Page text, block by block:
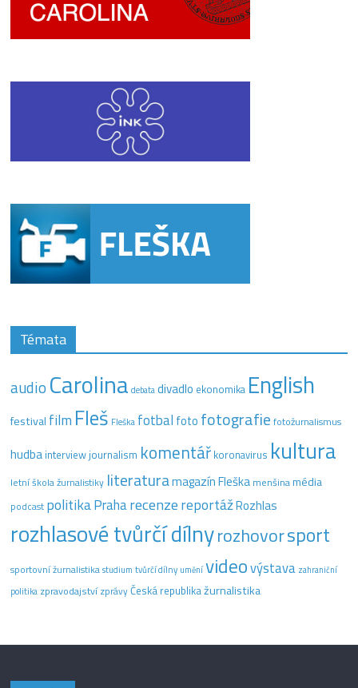
Témata
audio Carolina debata divadlo ekonomika English
festival film Fleš Fleška fotbal foto fotografie fotožurnalismus
hudba interview journalism komentář koronavirus kultura
letní škola žurnalistiky literaturamagazín Fleška menšinamédia
podcast politikaPraharecenzereportážRozhlas
rozhlasové tvůrčí dílnyrozhovorsport
sportovní žurnalistika studium tvůrčí dílny uměnívideovýstava zahraniční
politika zpravodajstvízprávyČeská republikažurnalistika